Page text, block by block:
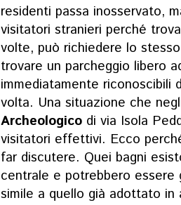
residenti passa inosservato,
visitatori stranieri perché
volte, può richiedere lo
trovare un parcheggio libero
immediatamente riconoscibili
volta. Una situazione che
Archeologico di via Isola
visitatori effettivi. Ecco
far discutere. Quei bagni
centrale e potrebbero
simile a quello già adottato